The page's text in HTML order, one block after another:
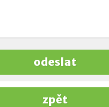
odeslat
zpět